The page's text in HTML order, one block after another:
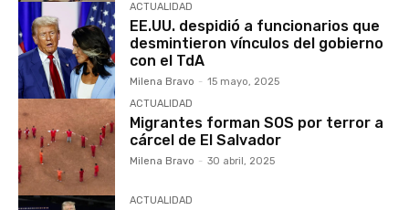
ACTUALIDAD
EE.UU. despidió a funcionarios que
desmintieron vínculos del gobierno
con el TdA
Milena Bravo - 15 mayo, 2025
ACTUALIDAD
Migrantes forman SOS por terror a
cárcel de El Salvador
Milena Bravo - 30 abril, 2025
ACTUALIDAD